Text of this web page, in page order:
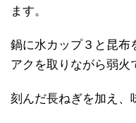
ます。
鍋に水カップ３と昆布
アクを取りながら弱火
刻んだ長ねぎを加え、